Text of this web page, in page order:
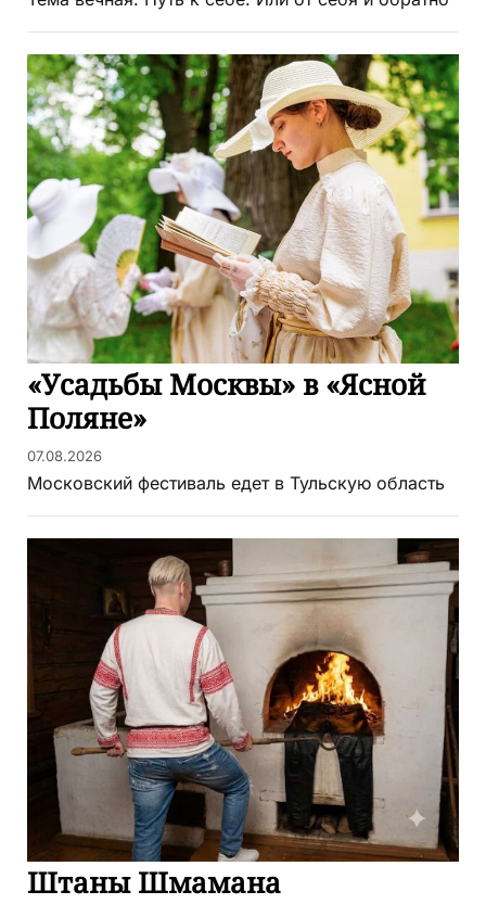
«Усадьбы Москвы» в «Ясной
Поляне»
07.08.2026
Московский фестиваль едет в Тульскую область
Штаны Шмамана